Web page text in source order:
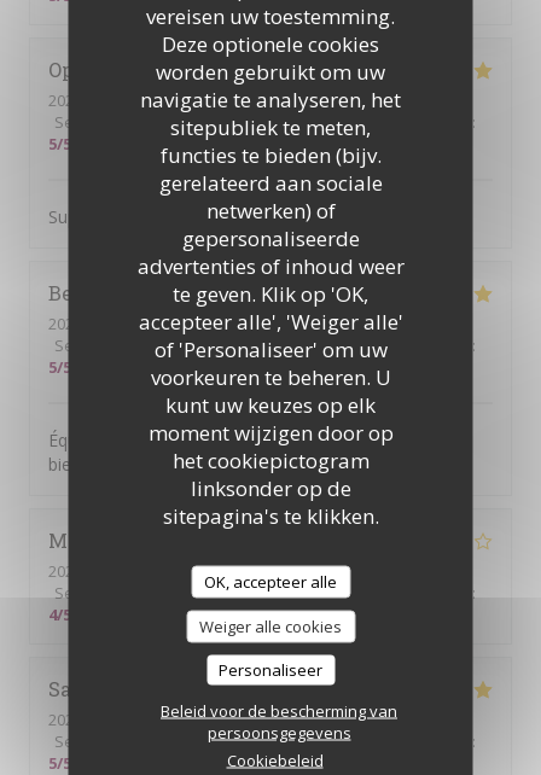
vereisen uw toestemming.
Deze optionele cookies
worden gebruikt om uw
navigatie te analyseren, het
sitepubliek te meten,
functies te bieden (bijv.
gerelateerd aan sociale
netwerken) of
gepersonaliseerde
advertenties of inhoud weer
te geven. Klik op 'OK,
accepteer alle', 'Weiger alle'
of 'Personaliseer' om uw
voorkeuren te beheren. U
kunt uw keuzes op elk
moment wijzigen door op
het cookiepictogram
linksonder op de
sitepagina's te klikken.
OK, accepteer alle
Weiger alle cookies
Personaliseer
Beleid voor de bescherming van
persoonsgegevens
Cookiebeleid
Ophelie
2026-07-18
- 11:30 - Gasten 2
Service
Atmosfeer:5/5 Keuken:5/5 Kwaliteit / Prijs
:
5/5
Super brunch copieux et bon Le serveur était au top !
Beatrice
2026-07-14
- 19:00 - Gasten 6
Service
Atmosfeer: 5/5 Keuken : 5/5 Kwaliteit / Prijs
:
5/5
Équipe accueillante. Bonne Ambiance et on y mange
bien. Je recommande
Mariam
2026-07-14
- 19:00 - Gasten 6
Service
Atmosfeer:5/5 Keuken:3/5
:
4/5
Sabine
2026-07-14
- 13:00 - Gasten 4
Service
Atmosfeer:5/5 Keuken:4/5
:
5/5